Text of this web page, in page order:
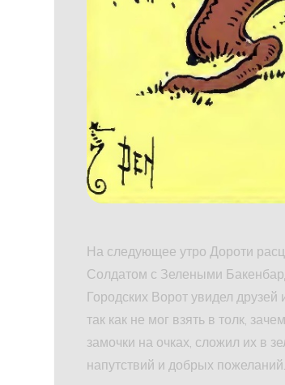
На следующее утро Дороти
Солдатом с Зелеными
Городских Ворот увидел друзей
так как не мог взять в толк,
замочки на очках, сложил их в
напутствий и добрых пожеланий.